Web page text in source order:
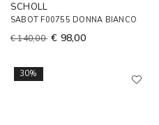
SCHOLL
SABOT F00755 DONNA BIANCO
€ 140,00 € 98,00
30%